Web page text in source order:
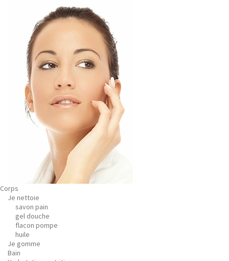
Corps
Je nettoie
savon pain
gel douche
flacon pompe
huile
Je gomme
Bain